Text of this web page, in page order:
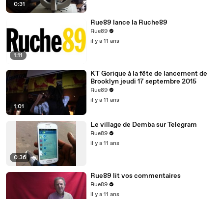
0:31
1:11
Rue89 lance la Ruche89
Rue89
il y a 11 ans
1:01
KT Gorique à la fête de lancement de
Brooklyn jeudi 17 septembre 2015
Rue89
il y a 11 ans
0:36
Le village de Demba sur Telegram
Rue89
il y a 11 ans
Rue89 lit vos commentaires
Rue89
il y a 11 ans